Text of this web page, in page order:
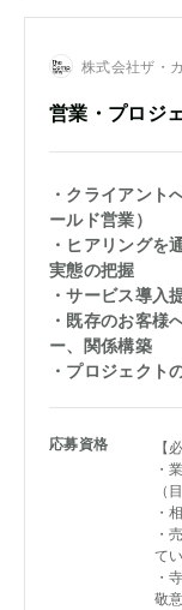
株式会社ザ・
営業・プロジ
・クライアント
ールド営業）
・ヒアリングを
実態の把握
・サービス導入
・既存のお客様
ー、関係構築
・プロジェクト
応募資格
【
・
（
・
・
て
・
敬